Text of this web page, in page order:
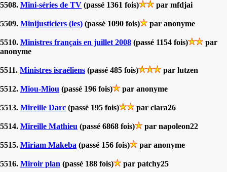
5508. Mini-séries de TV (passé 1361 fois) par mfdjai
5509. Minijusticiers (les) (passé 1090 fois) par anonyme
5510. Ministres français en juillet 2008 (passé 1154 fois)
par
anonyme
5511. Ministres israéliens (passé 485 fois) par lutzen
5512. Miou-Miou (passé 196 fois) par anonyme
5513. Mireille Darc (passé 195 fois) par clara26
5514. Mireille Mathieu (passé 6868 fois) par napoleon22
5515. Miriam Makeba (passé 156 fois) par anonyme
5516. Miroir plan (passé 188 fois) par patchy25